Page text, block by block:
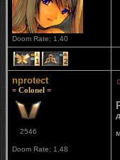
Doom Rate: 1.40
1 2
nprotect
= Colonel =
2546
Doom Rate: 1.48